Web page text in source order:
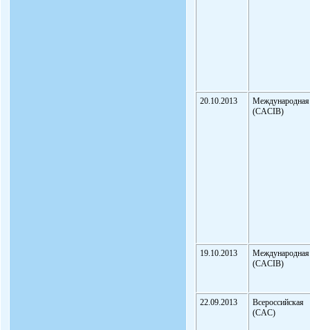
20.10.2013
Международная
(CACIB)
19.10.2013
Международная
(CACIB)
22.09.2013
Всероссийская
(CAC)